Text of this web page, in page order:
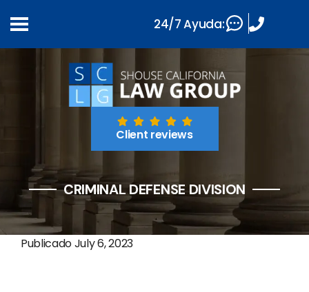
Client reviews
CRIMINAL DEFENSE DIVISION
PublicadoJuly 6, 2023
24/7 Ayuda: